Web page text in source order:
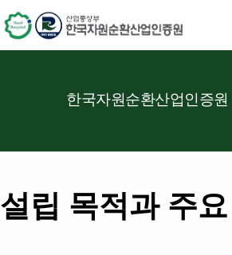
한국자원순환산업인증원
설립 목적과 주